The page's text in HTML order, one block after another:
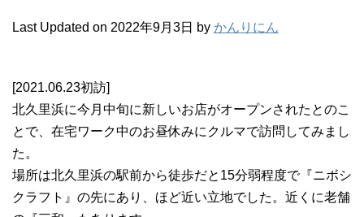
Last Updated on 2022年9月3日 by かんりにん
[2021.06.23初訪]
北久里浜に今月中旬に新しいお店がオープンされたとのこ
とで、在宅ワーク中のお昼休みにクルマで訪問してみまし
た。
場所は北久里浜の駅前から徒歩だと15分弱程度で『ニボシ
クラフト』の先にあり、ほど近い立地でした。近くに老舗